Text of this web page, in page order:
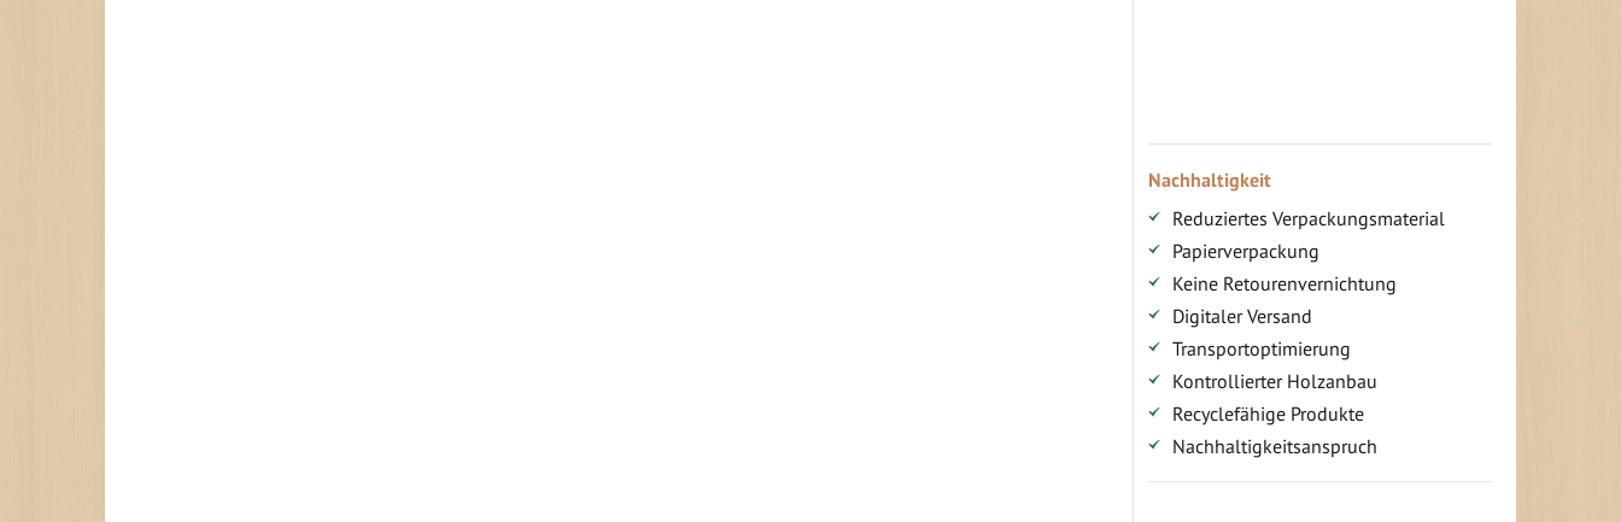
Nachhaltigkeit
Reduziertes Verpackungsmaterial
Papierverpackung
Keine Retourenvernichtung
Digitaler Versand
Transportoptimierung
Kontrollierter Holzanbau
Recyclefähige Produkte
Nachhaltigkeitsanspruch